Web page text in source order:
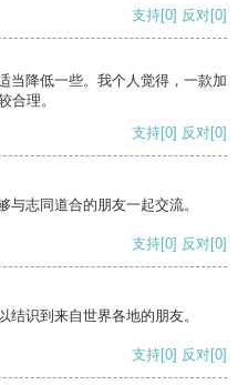
支持[0] 反对[0]
当降低一些。我个人觉得，一款加
合理。
支持[0] 反对[0]
志同道合的朋友一起交流。
支持[0] 反对[0]
识到来自世界各地的朋友。
支持[0] 反对[0]